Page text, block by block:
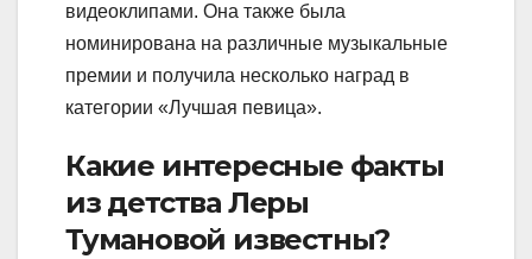
видеоклипами. Она также была
номинирована на различные музыкальные
премии и получила несколько наград в
категории «Лучшая певица».
Какие интересные факты
из детства Леры
Тумановой известны?